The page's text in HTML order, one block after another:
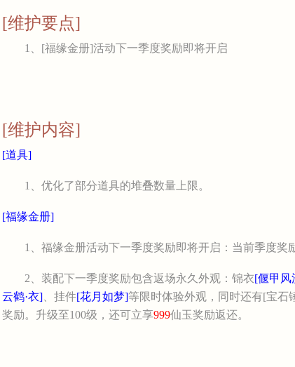
[维护要点]
1、[福缘金册]活动下一季度奖励即将开启
[维护内容]
[道具]
1、优化了部分道具的堆叠数量上限。
[福缘金册]
1、福缘金册活动下一季度奖励即将开启：当前季度奖励
2、装配下一季度奖励包含返场永久外观：锦衣[偃甲风
云鹤·衣]、挂件[花月如梦]等限时体验外观，同时还有[宝石
奖励。升级至100级，还可立享999仙玉奖励返还。